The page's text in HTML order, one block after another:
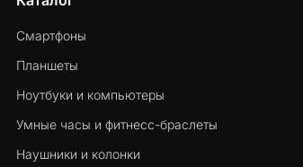
Смартфоны
Планшеты
Ноутбуки и компьютеры
Умные часы и фитнесс-браслеты
Наушники и колонки